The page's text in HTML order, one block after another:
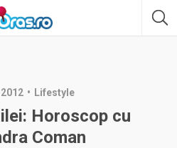
Lifestyle
Horoscop cu
Coman